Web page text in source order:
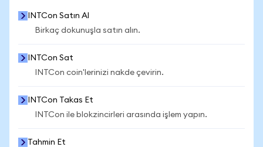
INTCon Satın Al
Birkaç dokunuşla satın alın.
INTCon Sat
INTCon coin'lerinizi nakde çevirin.
INTCon Takas Et
INTCon ile blokzincirleri arasında işlem yapın.
Tahmin Et